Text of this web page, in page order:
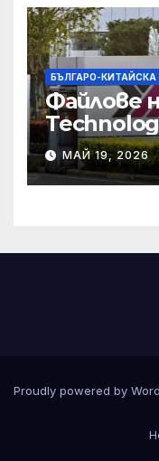
БЪЛГАРО-
Файлове
на STAR
МАЙ 19, 2026
Proudly powered by